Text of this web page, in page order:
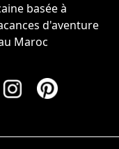
basée à
d'aventure
Maroc